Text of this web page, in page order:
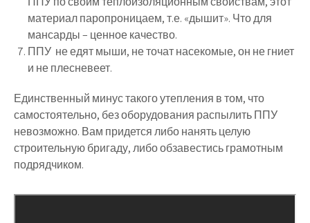
материал паропроницаем, т.е. «дышит». Что для
мансарды – ценное качество.
ППУ не едят мыши, не точат насекомые, он не гниет
и не плесневеет.
Единственный минус такого утепления в том, что
самостоятельно, без оборудования распылить ППУ
невозможно. Вам придется либо нанять целую
строительную бригаду, либо обзавестись грамотным
подрядчиком.